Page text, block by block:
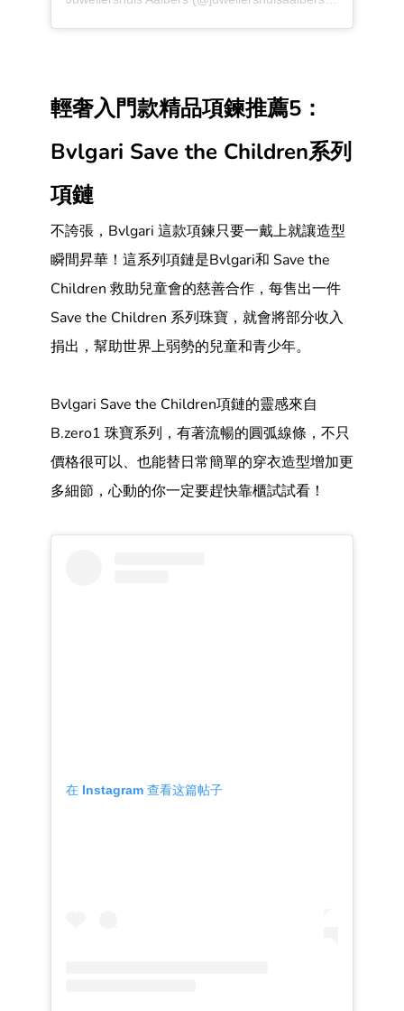
輕奢入門款精品項鍊推薦5：
Bvlgari Save the Children系列
項鏈
不誇張，Bvlgari 這款項鍊只要一戴上就讓造型
瞬間昇華！這系列項鏈是Bvlgari和 Save the
Children 救助兒童會的慈善合作，每售出一件
Save the Children 系列珠寶，就會將部分收入
捐出，幫助世界上弱勢的兒童和青少年。
Bvlgari Save the Children項鏈的靈感來自
B.zero1 珠寶系列，有著流暢的圓弧線條，不只
價格很可以、也能替日常簡單的穿衣造型增加更
多細節，心動的你一定要趕快靠櫃試試看！
在 Instagram 查看这篇帖子